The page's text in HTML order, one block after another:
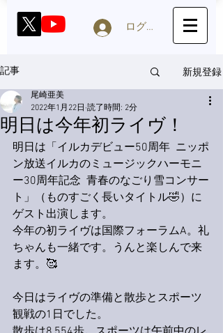
ログイン
記事 新規登録
明日は今年初ライヴ！
尾崎亜美
2022年1月22日 読了時間: 2分
明日は「イルカデビュー50周年  ニッポ
ン放送イルカのミュージックハーモニ
ー30周年記念  青春のなごり雪コンサー
ト」（ものすごく長いタイトル🤣）に
ゲスト出演します。
今年の初ライヴは国際フォーラムA。礼
ちゃんも一緒です。うんと楽しんで来
ます。🥰
今日はライヴの準備と散歩とスポーツ
観戦の1日でした。